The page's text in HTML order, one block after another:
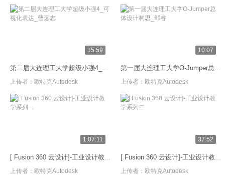
15:59
第二届大连理工大学超级小强4_可视化表达_曹远志
上传者： 欧特克Autodesk
10:07
第一届大连理工大学O-Jumper总体设计构思_邹睿
上传者： 欧特克Autodesk
1:07:11
[ Fusion 360 云设计]-工业设计教学系列一
上传者： 欧特克Autodesk
37:52
[ Fusion 360 云设计]-工业设计教学系列二
上传者： 欧特克Autodesk